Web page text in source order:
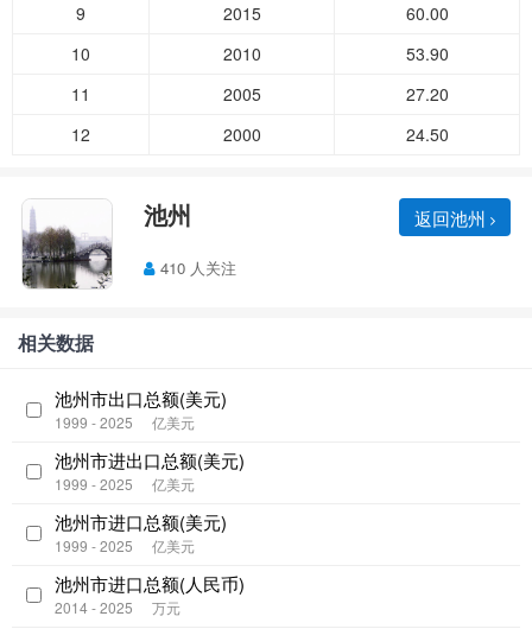
9
2015
60.00
10
2010
53.90
11
2005
27.20
12
2000 24.50
池州 返回池州
410 人关注
相关数据
池州市出口总额(美元)
1999 - 2025 亿美元
池州市进出口总额(美元)
1999 - 2025 亿美元
池州市进口总额(美元)
1999 - 2025 亿美元
池州市进口总额(人民币)
2014 - 2025 万元